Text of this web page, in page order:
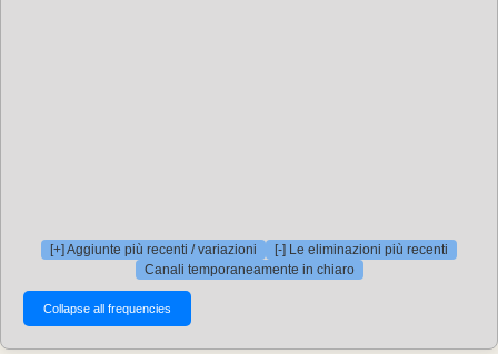
[+] Aggiunte più recenti / variazioni
[-] Le eliminazioni più recenti
Canali temporaneamente in chiaro